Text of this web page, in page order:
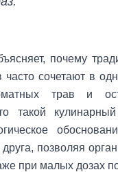
почему
часто сочетают в
трав и
такой
позволяя
при малых дозах